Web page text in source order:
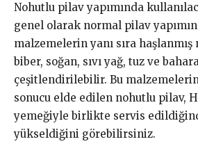
Nohutlu pilav yapımında
genel olarak normal pilav
malzemelerin yanı sıra
biber, soğan, sıvı yağ, tuz ve
çeşitlendirilebilir. Bu
sonucu elde edilen nohutlu pilav,
yemeğiyle birlikte servis
yükseldiğini görebilirsiniz.